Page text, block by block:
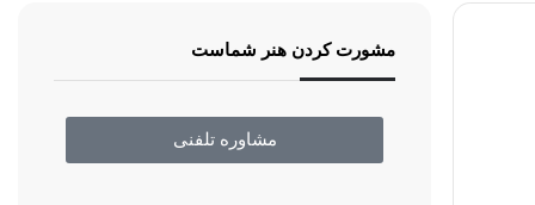
مشورت کردن هنر شماست
مشاوره تلفنی